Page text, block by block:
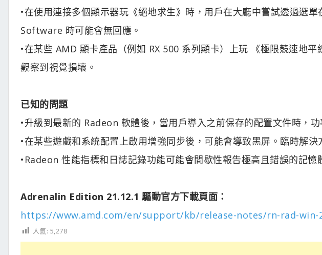
•在使用連接多個顯示器玩《絕地求生》時，用戶在大廳中嘗試透過選
Software 時可能會無回應。
•在某些 AMD 顯卡產品（例如 RX 500 系列顯卡）上玩 《極限競速地
觀察到視覺損壞。
已知的問題
•升級到最新的 Radeon 軟體後，當用戶導入之前保存的配置文件時，
•在某些遊戲和系統配置上啟用增強同步後，可能會導致黑屏。臨時解決
•Radeon 性能指標和日誌記錄功能可能會間歇性報告極高且錯誤的記憶
Adrenalin Edition 21.12.1 驅動官方下載頁面：
https://www.amd.com/en/support/kb/release-notes/rn-rad-win-
人氣: 5,278